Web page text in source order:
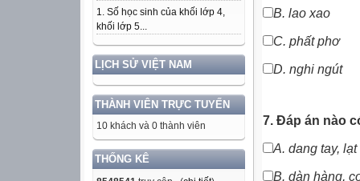
1. Số học sinh của khối lớp 4,
khối lớp 5...
LỊCH SỬ VIỆT NAM
THÀNH VIÊN TRỰC TUYẾN
10 khách và 0 thành viên
THỐNG KÊ
B. lao xao
C. phất phơ
D. nghi ngút
7. Đáp án nào
A. dang tay,
B. dàn hàng,